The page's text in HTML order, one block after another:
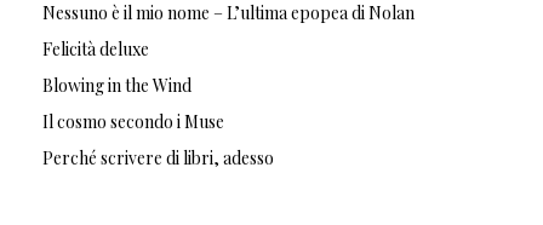
Nessuno è il mio nome – L’ultima epopea di Nolan
Felicità deluxe
Blowing in the Wind
Il cosmo secondo i Muse
Perché scrivere di libri, adesso